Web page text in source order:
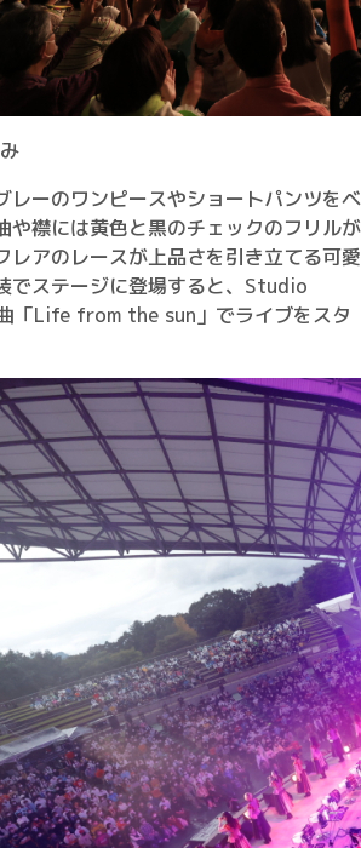
レーのワンピースやショートパンツをベ
や襟には黄色と黒のチェックのフリルが
レアのレースが上品さを引き立てる可愛
でステージに登場すると、Studio
「Life from the sun」でライブをスタ